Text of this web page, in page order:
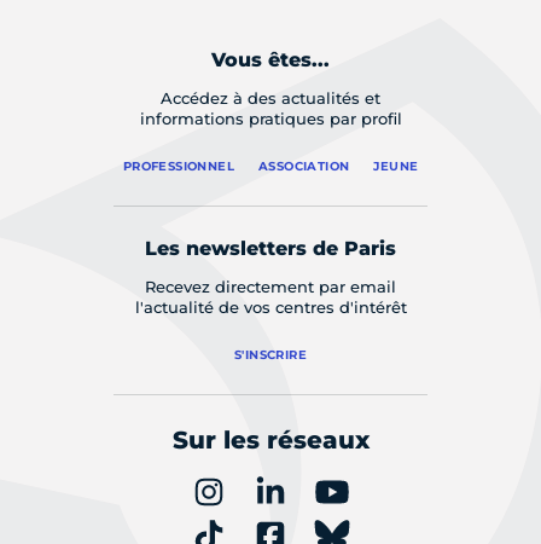
Vous êtes...
Accédez à des actualités et
informations pratiques par profil
PROFESSIONNEL ASSOCIATION JEUNE
Les newsletters de Paris
Recevez directement par email
l'actualité de vos centres d'intérêt
S'INSCRIRE
Sur les réseaux